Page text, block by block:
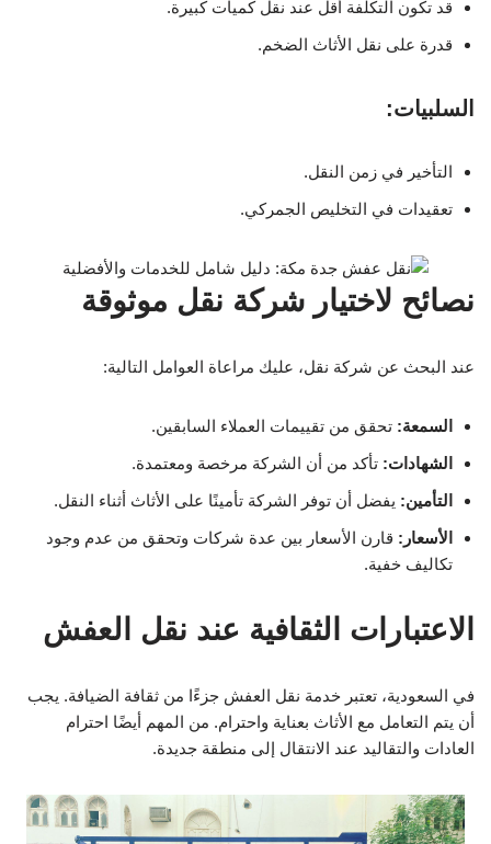
قد تكون التكلفة أقل عند نقل كميات كبيرة.
قدرة على نقل الأثاث الضخم.
السلبيات:
التأخير في زمن النقل.
تعقيدات في التخليص الجمركي.
نصائح لاختيار شركة نقل موثوقة
عند البحث عن شركة نقل، عليك مراعاة العوامل التالية:
السمعة: تحقق من تقييمات العملاء السابقين.
الشهادات: تأكد من أن الشركة مرخصة ومعتمدة.
التأمين: يفضل أن توفر الشركة تأمينًا على الأثاث أثناء النقل.
الأسعار: قارن الأسعار بين عدة شركات وتحقق من عدم وجود
تكاليف خفية.
الاعتبارات الثقافية عند نقل العفش
في السعودية، تعتبر خدمة نقل العفش جزءًا من ثقافة الضيافة. يجب
أن يتم التعامل مع الأثاث بعناية واحترام. من المهم أيضًا احترام
العادات والتقاليد عند الانتقال إلى منطقة جديدة.